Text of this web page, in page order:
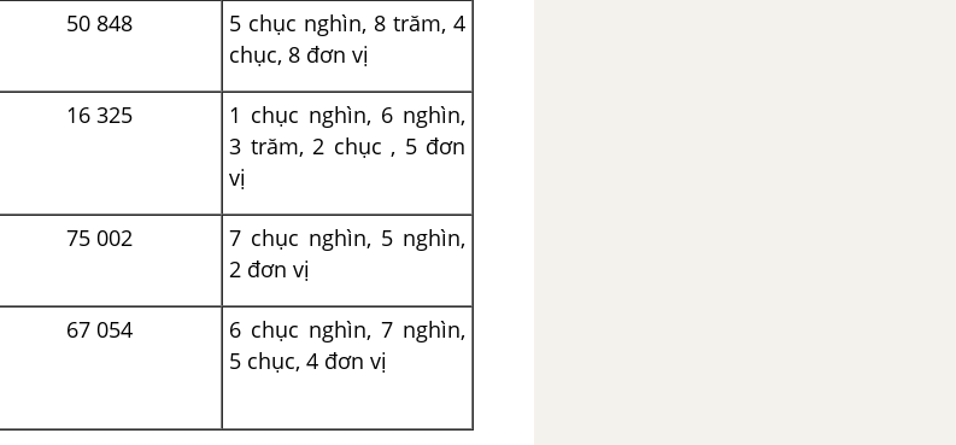
50 848
5 chục nghìn, 8 trăm, 4
chục, 8 đơn vị
16 325
1 chục nghìn, 6 nghìn,
3 trăm, 2 chục , 5 đơn
vị
75 002
7 chục nghìn, 5 nghìn,
2 đơn vị
67 054
6 chục nghìn, 7 nghìn,
5 chục, 4 đơn vị